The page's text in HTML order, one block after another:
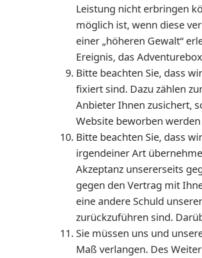
Leistung nicht erbringen
möglich ist, wenn diese
einer „höheren Gewalt“
Ereignis, das
Bitte beachten Sie, dass
fixiert sind. Dazu zählen
Anbieter Ihnen zusichert,
Website beworben
Bitte beachten Sie, dass
irgendeiner Art
Akzeptanz unsererseits
gegen den Vertrag mit
eine andere Schuld
zurückzuführen sind.
Sie müssen uns und
Maß verlangen. Des